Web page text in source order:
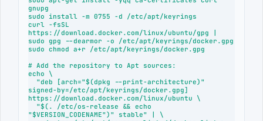
gnupg
sudo install -m 0755 -d /etc/apt/keyrings
curl -fsSL
https://download.docker.com/linux/ubuntu/gpg |
sudo gpg --dearmor -o /etc/apt/keyrings/docker.gpg
sudo chmod a+r /etc/apt/keyrings/docker.gpg
# Add the repository to Apt sources:
echo \
signed-by=/etc/apt/keyrings/docker.gpg]
https://download.docker.com/linux/ubuntu \
"$VERSION_CODENAME")" stable" | \